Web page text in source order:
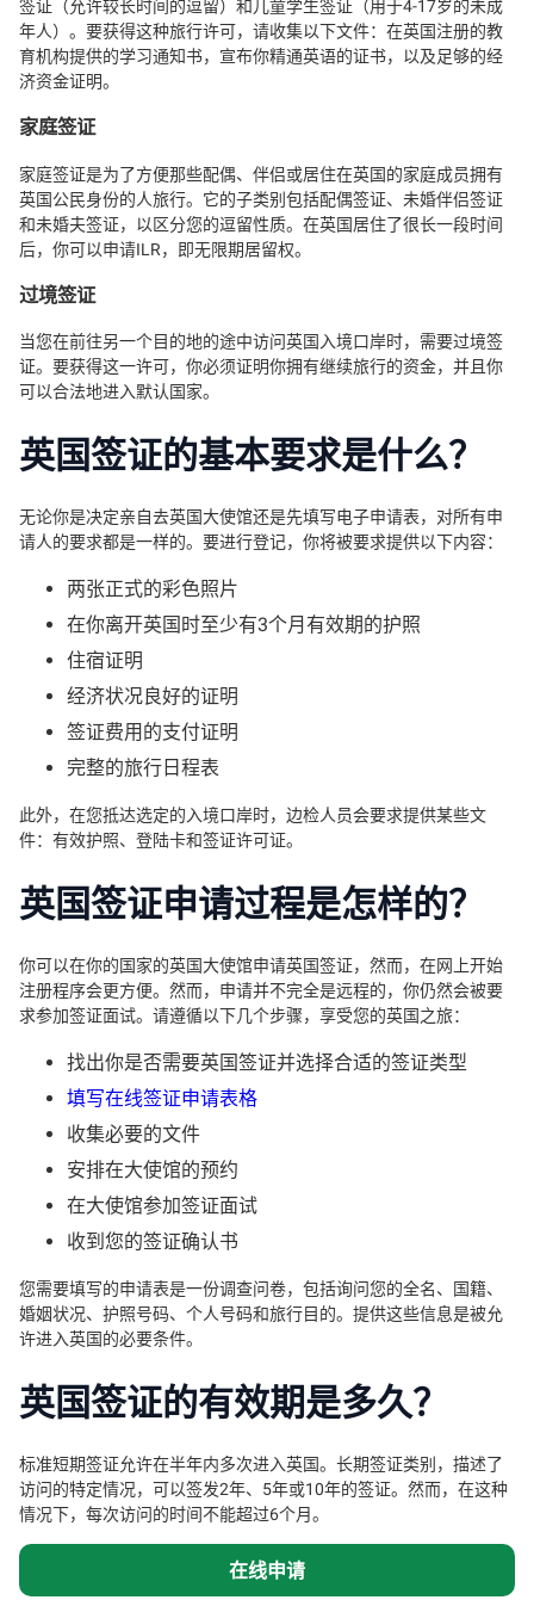
签证（允许较长时间的逗留）和儿童学生签证（用于4-17岁的未成
年人）。要获得这种旅行许可，请收集以下文件：在英国注册的教
育机构提供的学习通知书，宣布你精通英语的证书，以及足够的经
济资金证明。
家庭签证
家庭签证是为了方便那些配偶、伴侣或居住在英国的家庭成员拥有
英国公民身份的人旅行。它的子类别包括配偶签证、未婚伴侣签证
和未婚夫签证，以区分您的逗留性质。在英国居住了很长一段时间
后，你可以申请ILR，即无限期居留权。
过境签证
当您在前往另一个目的地的途中访问英国入境口岸时，需要过境签
证。要获得这一许可，你必须证明你拥有继续旅行的资金，并且你
可以合法地进入默认国家。
英国签证的基本要求是什么？
无论你是决定亲自去英国大使馆还是先填写电子申请表，对所有申
请人的要求都是一样的。要进行登记，你将被要求提供以下内容：
两张正式的彩色照片
在你离开英国时至少有3个月有效期的护照
住宿证明
经济状况良好的证明
签证费用的支付证明
完整的旅行日程表
此外，在您抵达选定的入境口岸时，边检人员会要求提供某些文
件：有效护照、登陆卡和签证许可证。
英国签证申请过程是怎样的？
你可以在你的国家的英国大使馆申请英国签证，然而，在网上开始
注册程序会更方便。然而，申请并不完全是远程的，你仍然会被要
求参加签证面试。请遵循以下几个步骤，享受您的英国之旅：
找出你是否需要英国签证并选择合适的签证类型
填写在线签证申请表格
收集必要的文件
安排在大使馆的预约
在大使馆参加签证面试
收到您的签证确认书
您需要填写的申请表是一份调查问卷，包括询问您的全名、国籍、
婚姻状况、护照号码、个人号码和旅行目的。提供这些信息是被允
许进入英国的必要条件。
英国签证的有效期是多久？
标准短期签证允许在半年内多次进入英国。长期签证类别，描述了
访问的特定情况，可以签发2年、5年或10年的签证。然而，在这种
情况下，每次访问的时间不能超过6个月。
在线申请